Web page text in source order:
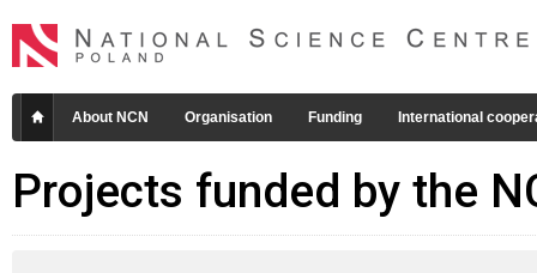
About NCN Organisation Funding International
Projects funded by the